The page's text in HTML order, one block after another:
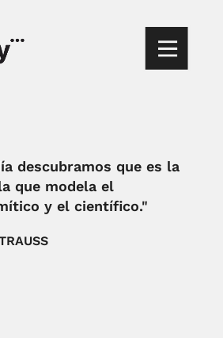
descubramos que es la
que modela el
y el científico."